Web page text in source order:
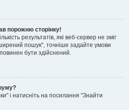
порожню сторінку!
результатів, які веб-сервер не зміг
пошук", точніше задайте умови
бути здійснений.
і натисніть на посилання "Знайти